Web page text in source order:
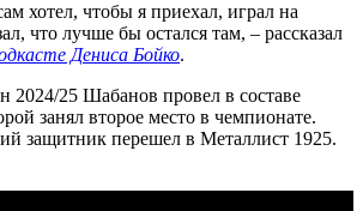
хотел, чтобы я приехал, играл на
что лучше бы остался там, – рассказал
Дениса Бойко.
2024/25 Шабанов провел в составе
занял второе место в чемпионате.
защитник перешел в Металлист 1925.